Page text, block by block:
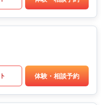
体験・相談予約